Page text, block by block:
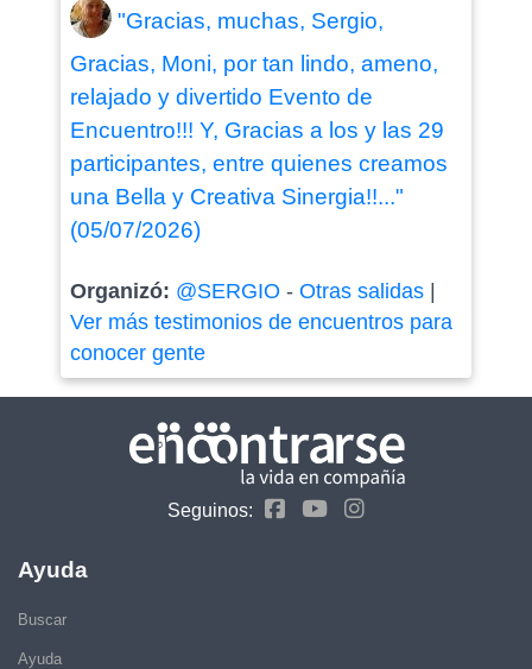
"Gracias, muchas, Sergio,
Gracias, Moni, por tan lindo, ameno,
relajado y divertido Evento de
Encuentro!!! Y, Gracias a los y las 29
participantes, entre quienes creamos
una Bella y Creativa Sinergia!!..."
(05/07/2026)
Organizó: @SERGIO - Otras salidas|
Ver más testimonios de encuentros para
conocer gente
Seguinos:
Ayuda
Buscar
Ayuda